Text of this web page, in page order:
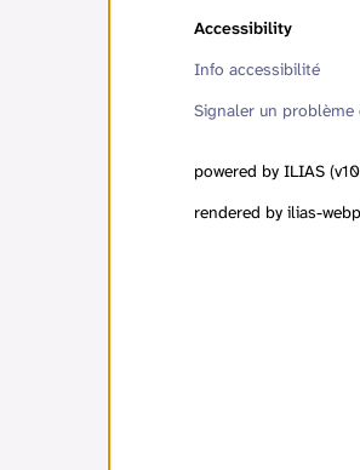
Accessibility
Info accessibilité
Signaler un problème
powered by ILIAS
rendered by ilias-